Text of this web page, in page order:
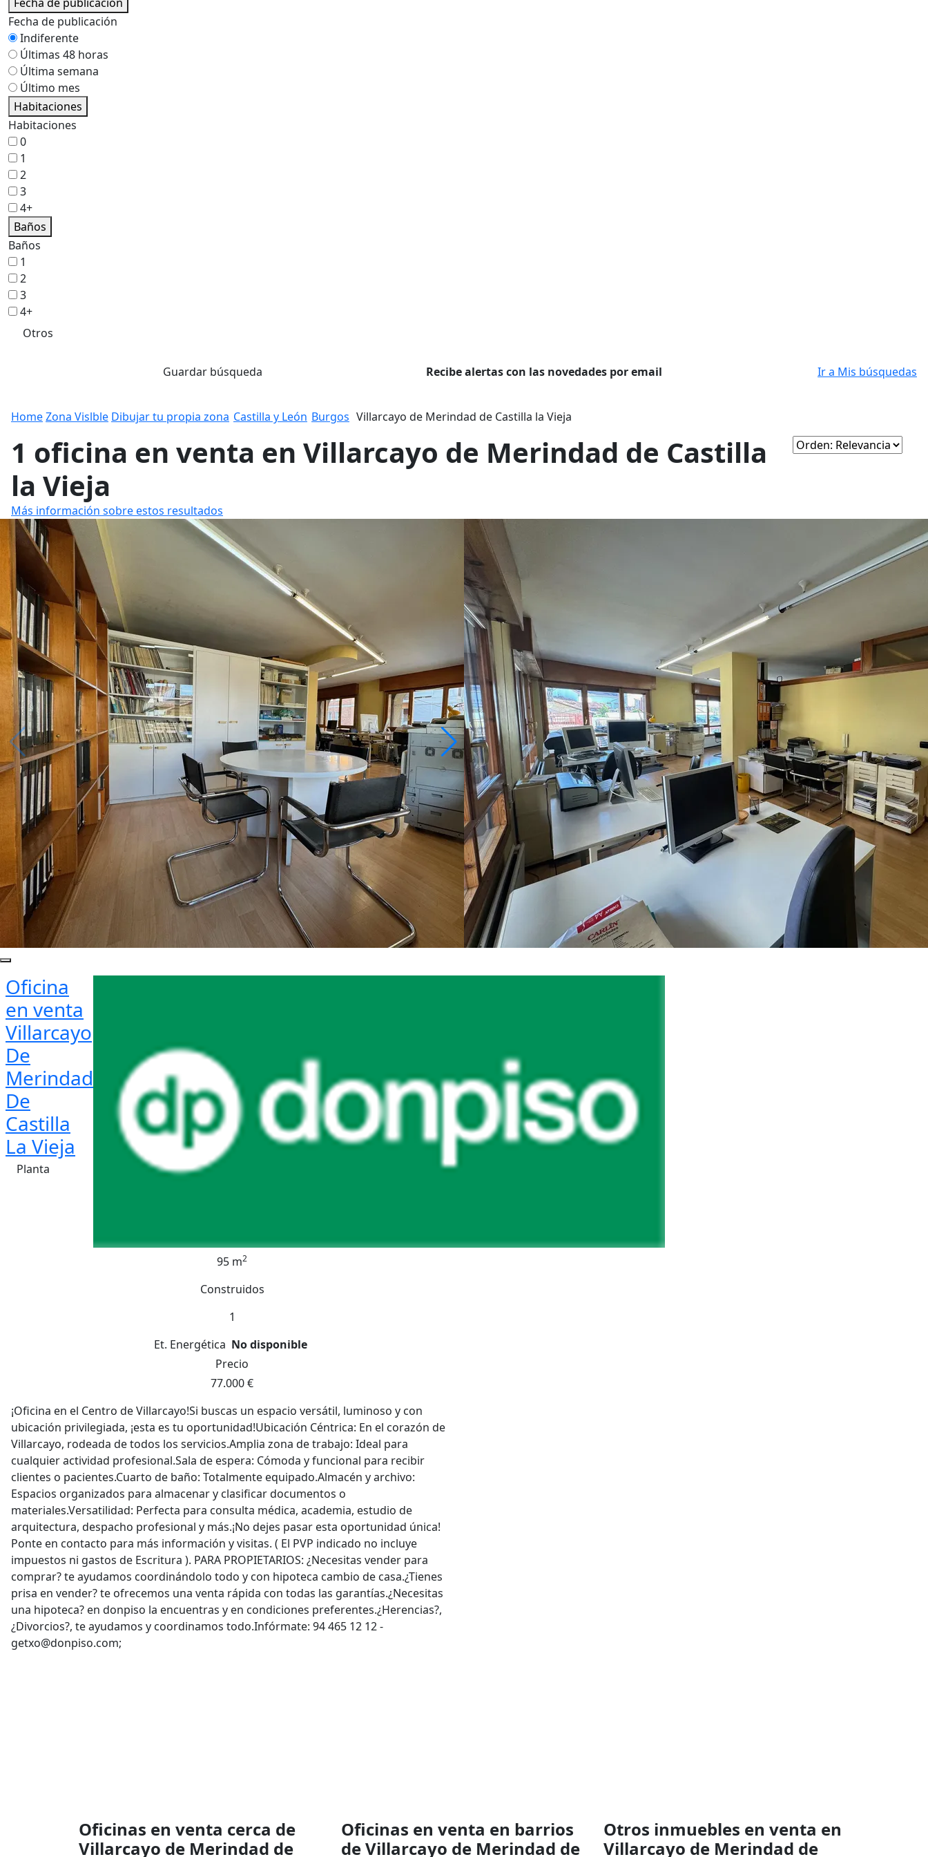
Fecha de publicación
Indiferente
Últimas 48 horas
Última semana
Último mes
Habitaciones
Habitaciones
0
1
2
3
4+
Baños
Baños
1
2
3
4+
Otros
Guardar búsqueda Recibe alertas con las novedades por email Ir a Mis búsquedas
HomeZona Vislble Dibujar tu propia zona Castilla y León Burgos Villarcayo de Merindad de Castilla la Vieja
1 oficina en venta en Villarcayo de Merindad de Castilla
la Vieja
Más información sobre estos resultados
Oficina
en venta
Villarcayo
De
Merindad
De
Castilla
La Vieja
Planta
95 m2
Construidos
1
Et. Energética No disponible
Precio
77.000 €
¡Oficina en el Centro de Villarcayo!Si buscas un espacio versátil, luminoso y con
ubicación privilegiada, ¡esta es tu oportunidad!Ubicación Céntrica: En el corazón de
Villarcayo, rodeada de todos los servicios.Amplia zona de trabajo: Ideal para
cualquier actividad profesional.Sala de espera: Cómoda y funcional para recibir
clientes o pacientes.Cuarto de baño: Totalmente equipado.Almacén y archivo:
Espacios organizados para almacenar y clasificar documentos o
materiales.Versatilidad: Perfecta para consulta médica, academia, estudio de
arquitectura, despacho profesional y más.¡No dejes pasar esta oportunidad única!
Ponte en contacto para más información y visitas. ( El PVP indicado no incluye
impuestos ni gastos de Escritura ). PARA PROPIETARIOS: ¿Necesitas vender para
comprar? te ayudamos coordinándolo todo y con hipoteca cambio de casa.¿Tienes
prisa en vender? te ofrecemos una venta rápida con todas las garantías.¿Necesitas
una hipoteca? en donpiso la encuentras y en condiciones preferentes.¿Herencias?,
¿Divorcios?, te ayudamos y coordinamos todo.Infórmate: 94 465 12 12 -
getxo@donpiso.com;
Oficinas en venta cerca de
Villarcayo de Merindad de
Oficinas en venta en barrios
de Villarcayo de Merindad de
Otros inmuebles en venta en
Villarcayo de Merindad de